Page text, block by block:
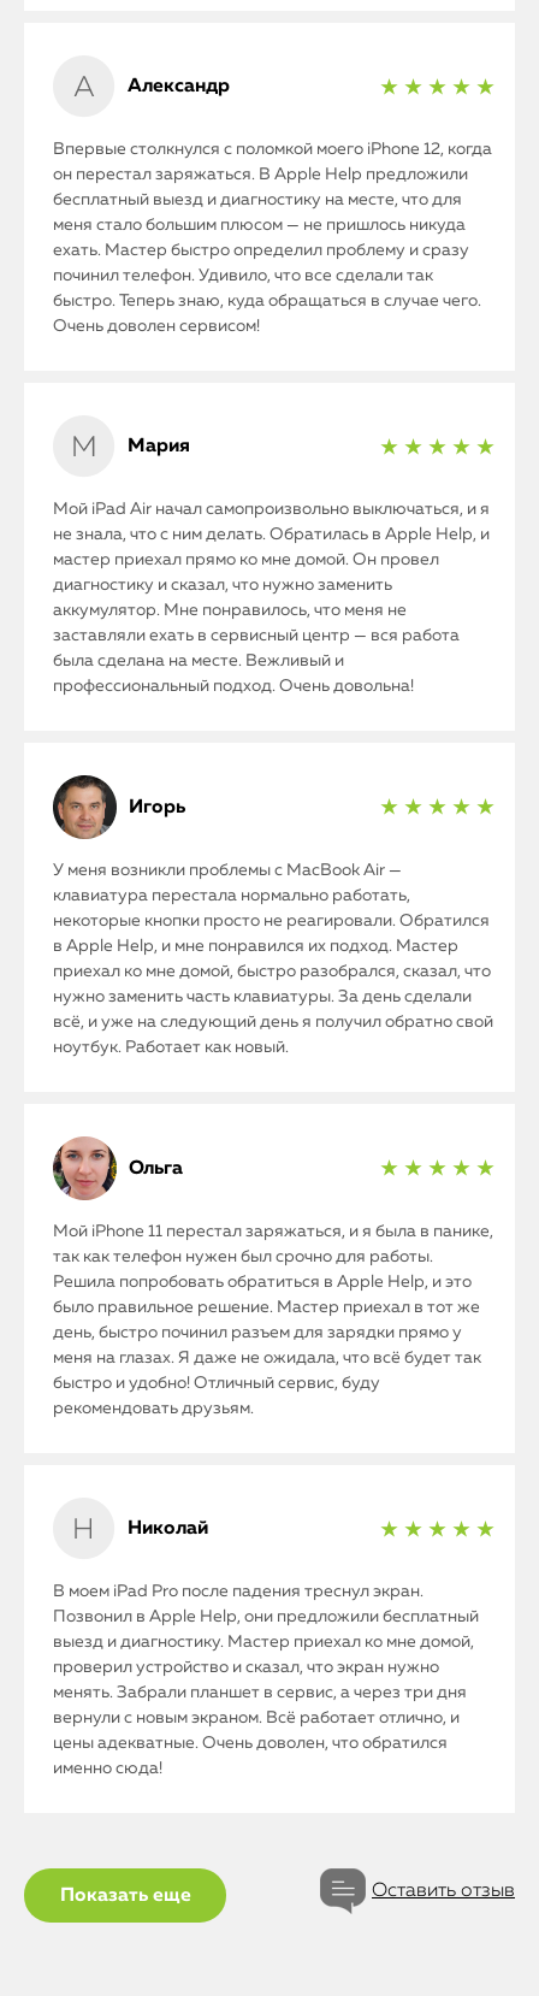
iPhone
MacBook
Watch
iPad
Mac Mini
О нас
Контакты
Статьи
Александр ★ ★ ★ ★ ★
Впервые столкнулся с поломкой моего iPhone 12, когда
он перестал заряжаться. В Apple Help предложили
бесплатный выезд и диагностику на месте, что для
меня стало большим плюсом — не пришлось никуда
ехать. Мастер быстро определил проблему и сразу
починил телефон. Удивило, что все сделали так
быстро. Теперь знаю, куда обращаться в случае чего.
Очень доволен сервисом!
Мария ★ ★ ★ ★ ★
Мой iPad Air начал самопроизвольно выключаться, и я
не знала, что с ним делать. Обратилась в Apple Help, и
мастер приехал прямо ко мне домой. Он провел
диагностику и сказал, что нужно заменить
аккумулятор. Мне понравилось, что меня не
заставляли ехать в сервисный центр — вся работа
была сделана на месте. Вежливый и
профессиональный подход. Очень довольна!
Игорь ★ ★ ★ ★ ★
У меня возникли проблемы с MacBook Air —
клавиатура перестала нормально работать,
некоторые кнопки просто не реагировали. Обратился
в Apple Help, и мне понравился их подход. Мастер
приехал ко мне домой, быстро разобрался, сказал, что
нужно заменить часть клавиатуры. За день сделали
всё, и уже на следующий день я получил обратно свой
ноутбук. Работает как новый.
Ольга ★ ★ ★ ★ ★
Мой iPhone 11 перестал заряжаться, и я была в панике,
так как телефон нужен был срочно для работы.
Решила попробовать обратиться в Apple Help, и это
было правильное решение. Мастер приехал в тот же
день, быстро починил разъем для зарядки прямо у
меня на глазах. Я даже не ожидала, что всё будет так
быстро и удобно! Отличный сервис, буду
рекомендовать друзьям.
Николай ★ ★ ★ ★ ★
В моем iPad Pro после падения треснул экран.
Позвонил в Apple Help, они предложили бесплатный
выезд и диагностику. Мастер приехал ко мне домой,
проверил устройство и сказал, что экран нужно
менять. Забрали планшет в сервис, а через три дня
вернули с новым экраном. Всё работает отлично, и
цены адекватные. Очень доволен, что обратился
именно сюда!
Показать еще Оставить отзыв